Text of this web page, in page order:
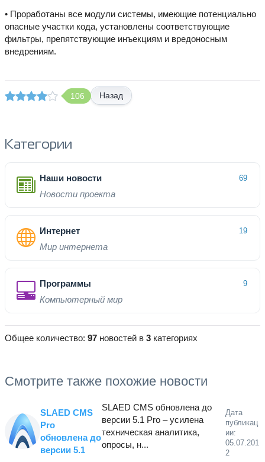
• Проработаны все модули системы, имеющие потенциально
опасные участки кода, установлены соответствующие
фильтры, препятствующие инъекциям и вредоносным
внедрениям.
106 Назад
Категории
Наши новости 69
Новости проекта
Интернет 19
Мир интернета
Программы 9
Компьютерный мир
Общее количество: 97 новостей в 3 категориях
Смотрите также похожие новости
SLAED CMS
Pro
обновлена до
версии 5.1
SLAED CMS обновлена до
версии 5.1 Pro – усилена
техническая аналитика,
опросы, н...
Дата
публикац
ии:
05.07.201
2